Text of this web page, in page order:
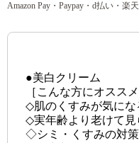
Amazon Pay・Paypay・d払い・楽
●美白クリーム
［こんな方にオススメ
◇肌のくすみが気にな
◇実年齢より老けて見
◇シミ・くすみの対